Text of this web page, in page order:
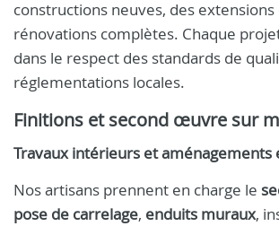
constructions neuves, des extensions
rénovations complètes. Chaque
dans le respect des standards de
réglementations locales.
Finitions et second œuvre sur
Travaux intérieurs et aménagements
Nos artisans prennent en charge le
pose de carrelage, enduits muraux,